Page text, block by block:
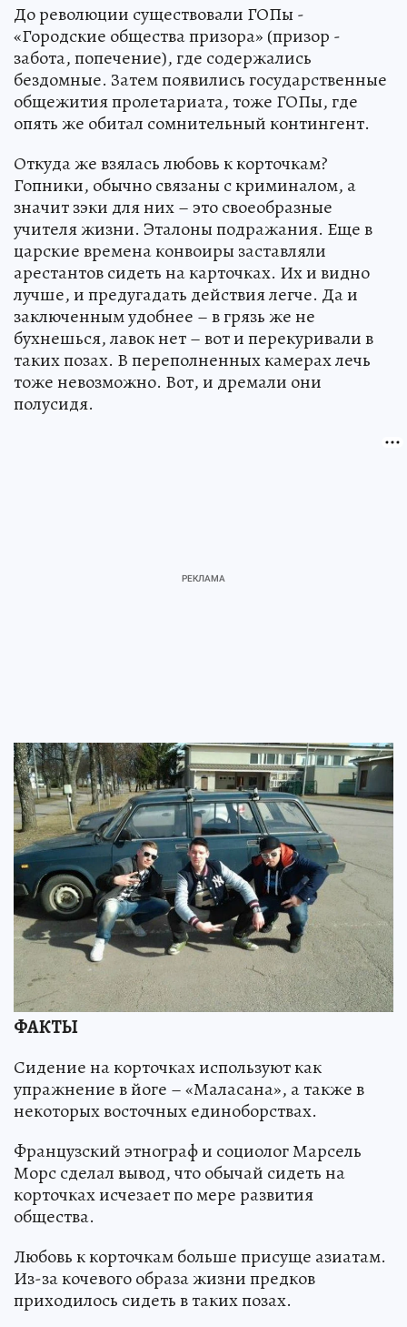
До революции существовали ГОПы -
«Городские общества призора» (призор -
забота, попечение), где содержались
бездомные. Затем появились государственные
общежития пролетариата, тоже ГОПы, где
опять же обитал сомнительный контингент.
Откуда же взялась любовь к корточкам?
Гопники, обычно связаны с криминалом, а
значит зэки для них – это своеобразные
учителя жизни. Эталоны подражания. Еще в
царские времена конвоиры заставляли
арестантов сидеть на карточках. Их и видно
лучше, и предугадать действия легче. Да и
заключенным удобнее – в грязь же не
бухнешься, лавок нет – вот и перекуривали в
таких позах. В переполненных камерах лечь
тоже невозможно. Вот, и дремали они
полусидя.
ФАКТЫ
Сидение на корточках используют как
упражнение в йоге – «Маласана», а также в
некоторых восточных единоборствах.
Французский этнограф и социолог Марсель
Морс сделал вывод, что обычай сидеть на
корточках исчезает по мере развития
общества.
Любовь к корточкам больше присуще азиатам.
Из-за кочевого образа жизни предков
приходилось сидеть в таких позах.